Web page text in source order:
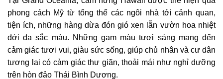
phong cách Mỹ từ tổng thể các ngôi nhà tới cảnh quan,
tiện ích, những hàng dừa đón gió xen lẫn vườn hoa nhiệt
đới đa sắc màu. Những gam màu tươi sáng mang đến
cảm giác tươi vui, giàu sức sống, giúp chủ nhân và cư dân
tương lai có cảm giác thư giãn, thoải mái như nghỉ dưỡng
trên hòn đảo Thái Bình Dương.